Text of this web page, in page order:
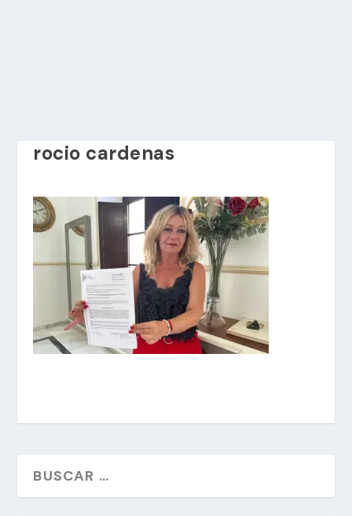
rocio cardenas